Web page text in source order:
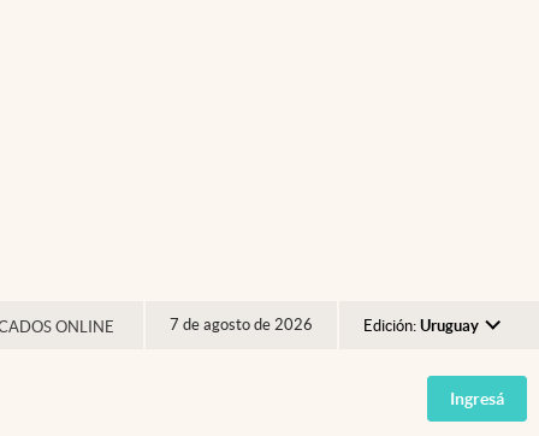
ONLINE 7 de agosto de 2026 Edición: Uruguay
Argentina
España
Ingresá